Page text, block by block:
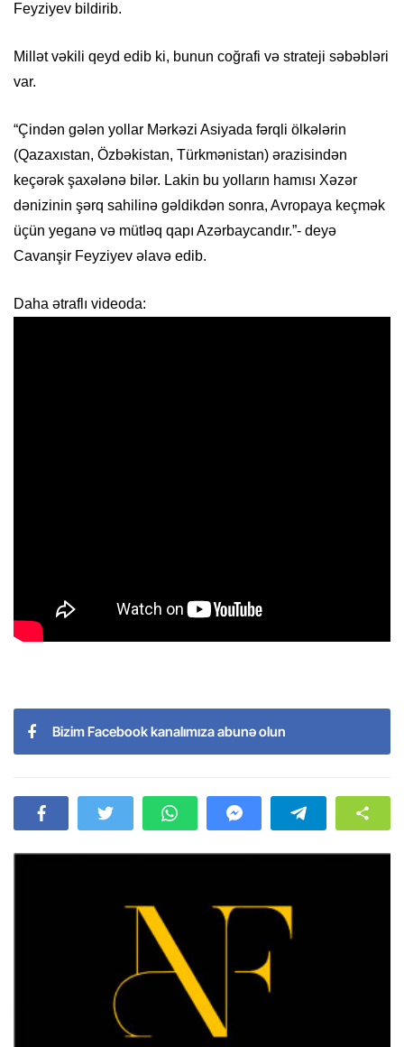
Feyziyev bildirib.
Millət vəkili qeyd edib ki, bunun coğrafi və strateji səbəbləri
var.
“Çindən gələn yollar Mərkəzi Asiyada fərqli ölkələrin
(Qazaxıstan, Özbəkistan, Türkmənistan) ərazisindən
keçərək şaxələnə bilər. Lakin bu yolların hamısı Xəzər
dənizinin şərq sahilinə gəldikdən sonra, Avropaya keçmək
üçün yeganə və mütləq qapı Azərbaycandır.”- deyə
Cavanşir Feyziyev əlavə edib.
Daha ətraflı videoda:
Bizim Facebook kanalımıza abunə olun